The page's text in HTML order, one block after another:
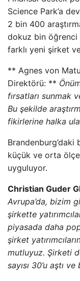
Science Park’a
2 bin 400
dokuz bin öğrenci
farklı yeni şirket
** Agnes von
Direktörü: **
fırsatları sunmak
Bu şekilde
fikirlerine halka
küçük ve orta
uyguluyor.
Christian Guder
Avrupa’da, bizim
şirkette
piyasada daha
şirket
mutluyuz. Şirketi
sayısı 30’u aştı